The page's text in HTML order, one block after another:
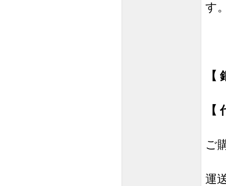
す
【
【
ご
運